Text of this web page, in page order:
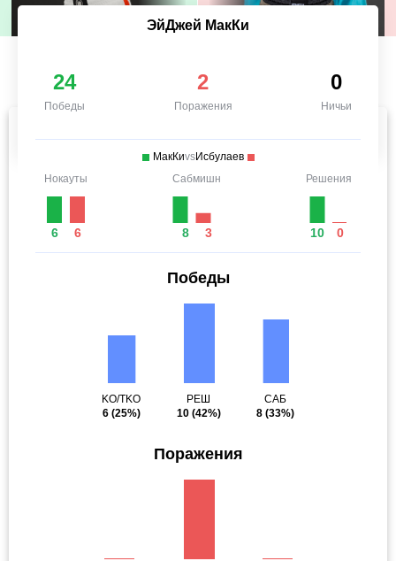
ЭйДжей МакКи
24
Победы
2
Поражения
0
Ничьи
МакКиvsИсбулаев
Нокауты
6 6
Сабмишн
8 3
Решения
10 0
Победы
KO/TKO
6(25%)
РЕШ
10(42%)
САБ
8 (33%)
Поражения